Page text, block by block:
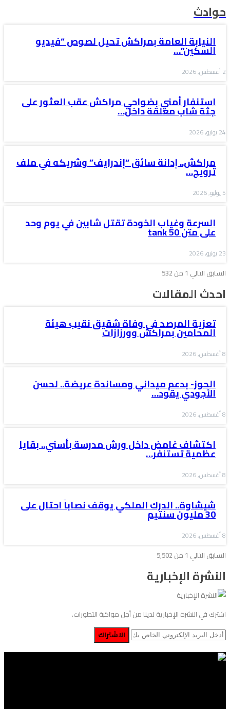
حوادث
النيابة العامة بمراكش تحيل لصوص “فيديو
السكين”…
2 أغسطس, 2026
استنفار أمني بضواحي مراكش عقب العثور على
جثة شاب معلقة داخل…
24 يوليو, 2026
مراكش.. إدانة سائق “إندرايف” وشريكه في ملف
ترويج…
5 يوليو, 2026
السرعة وغياب الخودة تقتل شابين في يوم وحد
على متن tank 50
23 يونيو, 2026
السابق التالي 1 من 532
احدث المقالات
تعزية المرصد في وفاة شقيق نقيب هيئة
المحامين بمراكش وورزازات
8 أغسطس, 2026
الحوز- بدعم ميداني ومساندة عريضة.. لحسن
الأجودي يقود…
8 أغسطس, 2026
اكتشاف غامض داخل ورش مدرسة بأسني.. بقايا
عظمية تستنفر…
8 أغسطس, 2026
شيشاوة.. الدرك الملكي يوقف نصاباً احتال على
30 مليون سنتيم
8 أغسطس, 2026
السابق التالي 1 من 5٬502
النشرة الإخبارية
اشترك في النشرة الإخبارية لدينا من أجل مواكبة التطورات.
الاشتراك